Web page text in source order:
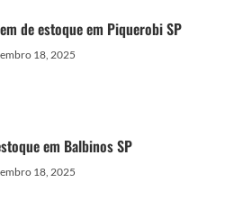
de estoque em Piquerobi SP
18, 2025
em Balbinos SP
18, 2025